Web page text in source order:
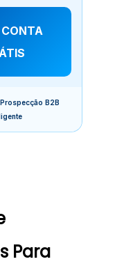
CONTA
B2B
Para